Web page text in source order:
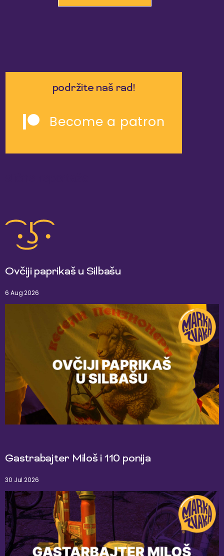
podržite naš rad!
Become a patron
Ovčiji paprikaš u Silbašu
6 Aug 2026
Gastrabajter Miloš i 110 ponija
30 Jul 2026